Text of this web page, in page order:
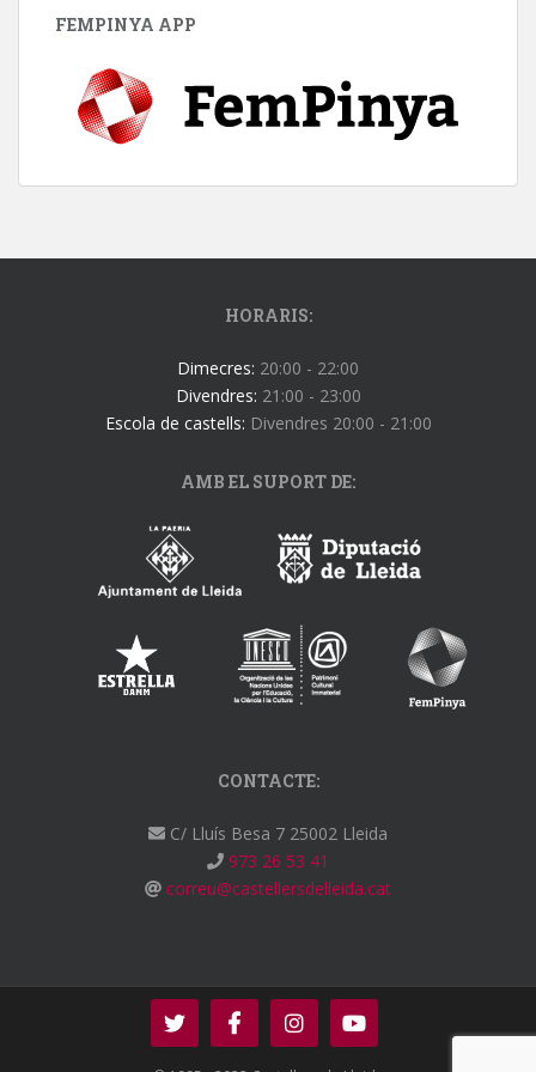
FEMPINYA APP
HORARIS:
Dimecres: 20:00 - 22:00
Divendres: 21:00 - 23:00
Escola de castells: Divendres 20:00 - 21:00
AMB EL SUPORT DE:
CONTACTE:
C/ Lluís Besa 7 25002 Lleida
973 26 53 41
correu@castellersdelleida.cat